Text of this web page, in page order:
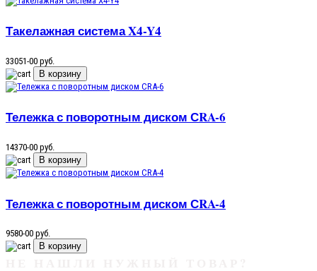
Такелажная система X4-Y4
33051-00 руб.
Тележка с поворотным диском СRA-6
14370-00 руб.
Тележка с поворотным диском СRA-4
9580-00 руб.